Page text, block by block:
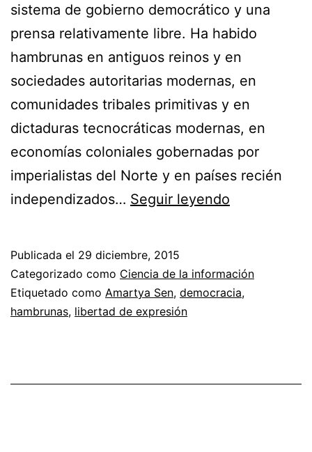
sistema de gobierno democrático y una
prensa relativamente libre. Ha habido
hambrunas en antiguos reinos y en
sociedades autoritarias modernas, en
comunidades tribales primitivas y en
dictaduras tecnocráticas modernas, en
economías coloniales gobernadas por
imperialistas del Norte y en países recién
independizados… Seguir leyendo
la
democracia
Publicada el 29 diciembre, 2015
Categorizado como Ciencia de la información
Etiquetado como Amartya Sen, democracia,
hambrunas, libertad de expresión